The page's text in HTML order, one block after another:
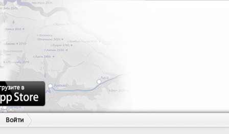
Войти